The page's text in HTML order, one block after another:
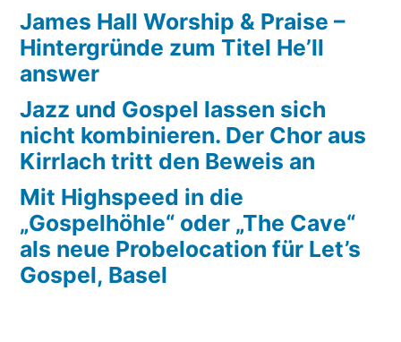
James Hall Worship & Praise –
Hintergründe zum Titel He’ll
answer
Jazz und Gospel lassen sich
nicht kombinieren. Der Chor aus
Kirrlach tritt den Beweis an
Mit Highspeed in die
„Gospelhöhle“ oder „The Cave“
als neue Probelocation für Let’s
Gospel, Basel